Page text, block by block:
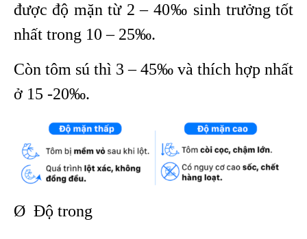
được độ mặn từ 2 – 40‰ sinh trưởng tốt
nhất trong 10 – 25‰.
Còn tôm sú thì 3 – 45‰ và thích hợp nhất
ở 15 -20‰.
Ø Độ trong